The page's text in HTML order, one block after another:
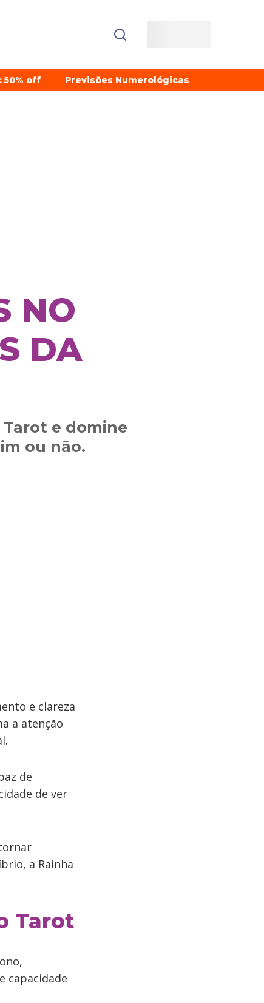
50% off Previsões Numerológicas
NO
DA
e domine
ou não.
e clareza
a atenção
de
de ver
a Rainha
Tarot
capacidade